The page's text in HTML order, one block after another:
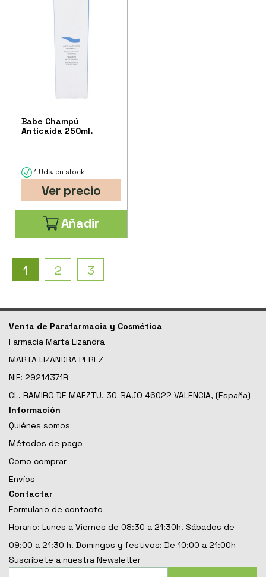
Babe Champú
Anticaida 250ml.
1 Uds. en stock
Ver precio
Añadir
1 2 3
Venta de Parafarmacia y Cosmética
Farmacia Marta Lizandra
MARTA LIZANDRA PEREZ
NIF: 29214371R
CL. RAMIRO DE MAEZTU, 30-BAJO 46022 VALENCIA, (España)
Información
Quiénes somos
Métodos de pago
Como comprar
Envíos
Contactar
Formulario de contacto
Horario: Lunes a Viernes de 08:30 a 21:30h. Sábados de
09:00 a 21:30 h. Domingos y festivos: De 10:00 a 21:00h
Suscríbete a nuestra Newsletter